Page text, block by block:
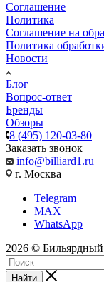
Соглашение
Политика
Соглашение на
Политика
Новости
Блог
Вопрос-ответ
Бренды
Обзоры
8 (495) 120-03-80
Заказать звонок
info@billiard1.ru
г. Москва
Telegram
MAX
WhatsApp
2026 ©
Найти